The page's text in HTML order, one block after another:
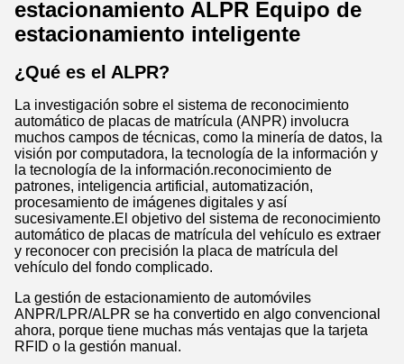
estacionamiento ALPR Equipo de
estacionamiento inteligente
¿Qué es el ALPR?
La investigación sobre el sistema de reconocimiento
automático de placas de matrícula (ANPR) involucra
muchos campos de técnicas, como la minería de datos, la
visión por computadora, la tecnología de la información y
la tecnología de la información.reconocimiento de
patrones, inteligencia artificial, automatización,
procesamiento de imágenes digitales y así
sucesivamente.El objetivo del sistema de reconocimiento
automático de placas de matrícula del vehículo es extraer
y reconocer con precisión la placa de matrícula del
vehículo del fondo complicado.
La gestión de estacionamiento de automóviles
ANPR/LPR/ALPR se ha convertido en algo convencional
ahora, porque tiene muchas más ventajas que la tarjeta
RFID o la gestión manual.